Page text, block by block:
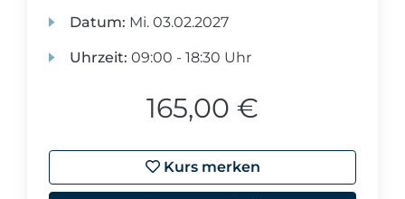
Datum: Mi. 03.02.2027
Uhrzeit: 09:00 - 18:30 Uhr
165,00 €
Kurs merken